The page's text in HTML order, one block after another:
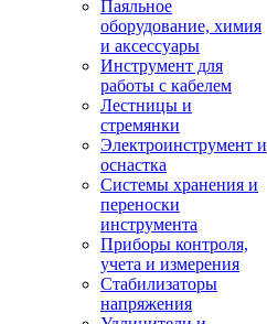
Паяльное
оборудование, химия
и аксессуары
Инструмент для
работы с кабелем
Лестницы и
стремянки
Электроинструмент и
оснастка
Системы хранения и
переноски
инструмента
Приборы контроля,
учета и измерения
Стабилизаторы
напряжения